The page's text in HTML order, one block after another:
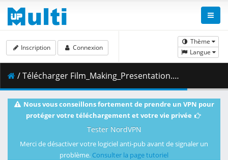
Thème
Langue
Inscription Connexion
/ Télécharger Film_Making_Presentation.mkv.002 ( 825.34 MB )
Nous vous conseillons fortement de prendre un VPN pour
protéger votre téléchargement et votre vie privée
Tester NordVPN
Merci de désactiver votre logiciel anti-pub avant de signaler un
problème. Consulter la page tutoriel